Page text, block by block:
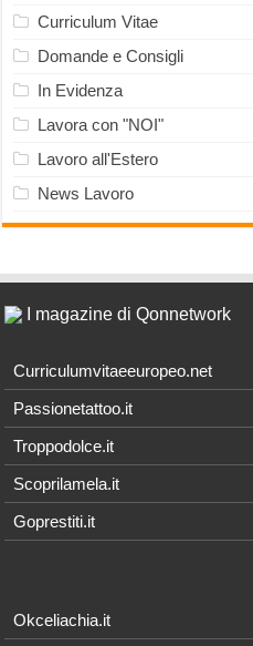
Curriculum Vitae
Domande e Consigli
In Evidenza
Lavora con "NOI"
Lavoro all'Estero
News Lavoro
I magazine di Qonnetwork
Curriculumvitaeeuropeo.net
Passionetattoo.it
Troppodolce.it
Scoprilamela.it
Goprestiti.it
Okceliachia.it